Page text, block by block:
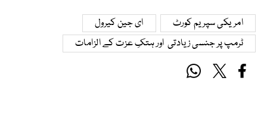
امریکی سپریم کورٹ
ای جین کیرول
ٹرمپ پر جنسی زیادتی اور ہتکِ عزت کے الزامات